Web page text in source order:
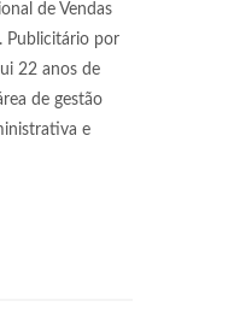
de Vendas
Publicitário por
22 anos de
de gestão
e